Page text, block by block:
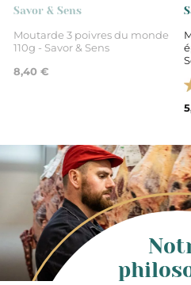
Savor & Sens
Moutarde 3 poivres du monde
110g - Savor & Sens
8,40 €